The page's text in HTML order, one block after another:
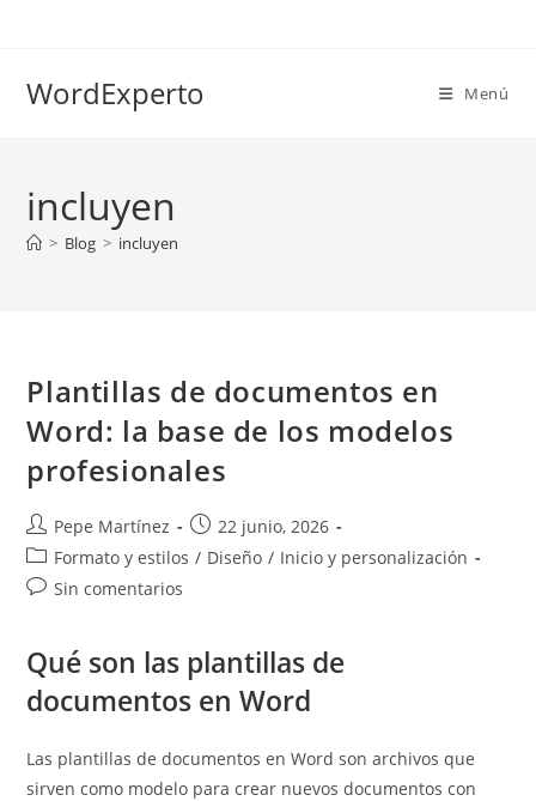
WordExperto Menú
incluyen
> Blog > incluyen
Plantillas de documentos en
Word: la base de los modelos
profesionales
Autor
de
la
entrada:
Pepe Martínez
Publicación
de
22 junio, 2026
Categoría
de
Formato y estilos / Diseño / Inicio y personalización
Comentarios
entrada:
Sin comentarios
Qué son las plantillas de
documentos en Word
Las plantillas de documentos en Word son archivos que
sirven como modelo para crear nuevos documentos con